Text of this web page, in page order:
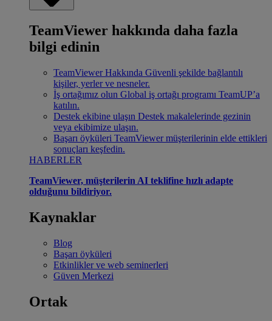
TeamViewer hakkında daha fazla
bilgi edinin
TeamViewer Hakkında Güvenli şekilde bağlantılı
kişiler, yerler ve nesneler.
İş ortağımız olun Global iş ortağı programı TeamUP’a
katılın.
Destek ekibine ulaşın Destek makalelerinde gezinin
veya ekibimize ulaşın.
Başarı öyküleri TeamViewer müşterilerinin elde ettikleri
sonuçları keşfedin.
HABERLER
TeamViewer, müşterilerin AI teklifine hızlı adapte
olduğunu bildiriyor.
Kaynaklar
Blog
Başarı öyküleri
Etkinlikler ve web seminerleri
Güven Merkezi
Ortak